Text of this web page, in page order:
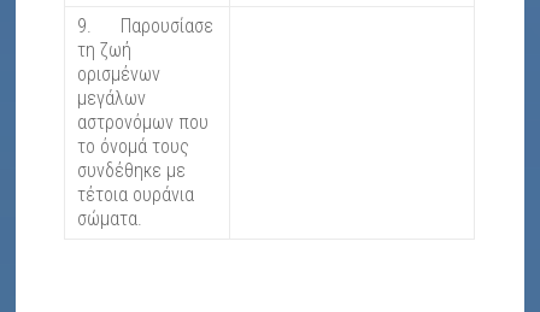
9. Παρουσίασε
τη ζωή
ορισμένων
μεγάλων
αστρονόμων που
το όνομά τους
συνδέθηκε με
τέτοια ουράνια
σώματα.